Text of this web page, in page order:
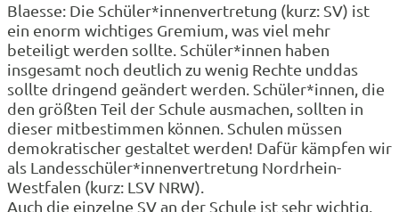
Blaesse: Die Schüler*innenvertretung (kurz: SV) ist
ein enorm wichtiges Gremium, was viel mehr
beteiligt werden sollte. Schüler*innen haben
insgesamt noch deutlich zu wenig Rechte unddas
sollte dringend geändert werden. Schüler*innen, die
den größten Teil der Schule ausmachen, sollten in
dieser mitbestimmen können. Schulen müssen
demokratischer gestaltet werden! Dafür kämpfen wir
als Landesschüler*innenvertretung Nordrhein-
Westfalen (kurz: LSV NRW).
Auch die einzelne SV an der Schule ist sehr wichtig,